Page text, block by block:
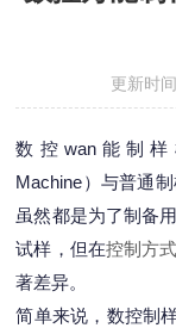
更新时
数控wan能制样
Machine）与普通
虽然都是为了制备
试样，但在控制方
著差异。
简单来说，数控制